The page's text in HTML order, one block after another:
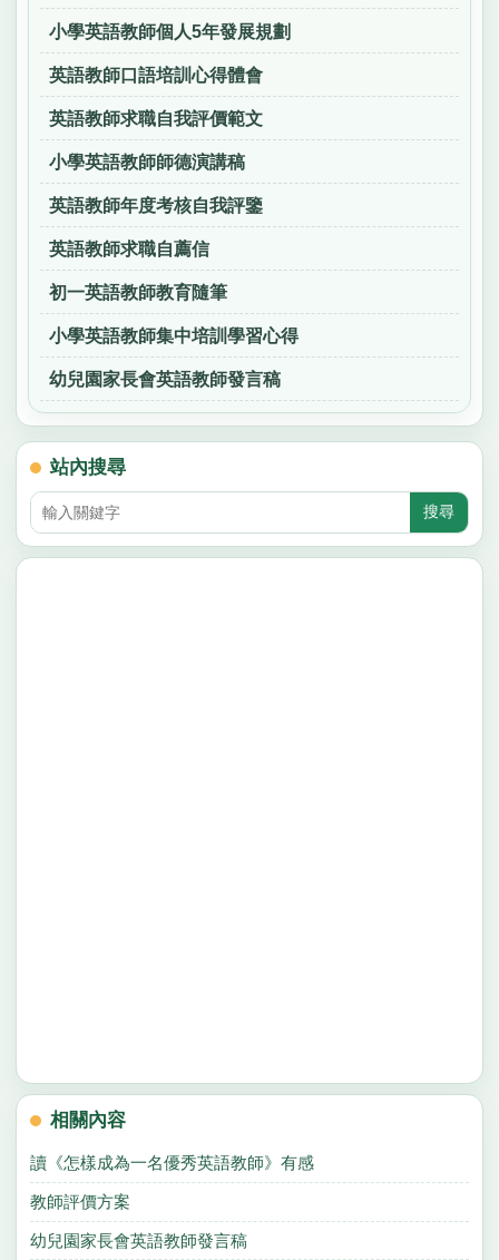
小學英語教師個人5年發展規劃
英語教師口語培訓心得體會
英語教師求職自我評價範文
小學英語教師師德演講稿
英語教師年度考核自我評鑒
英語教師求職自薦信
初一英語教師教育隨筆
小學英語教師集中培訓學習心得
幼兒園家長會英語教師發言稿
站內搜尋
相關內容
讀《怎樣成為一名優秀英語教師》有感
教師評價方案
幼兒園家長會英語教師發言稿